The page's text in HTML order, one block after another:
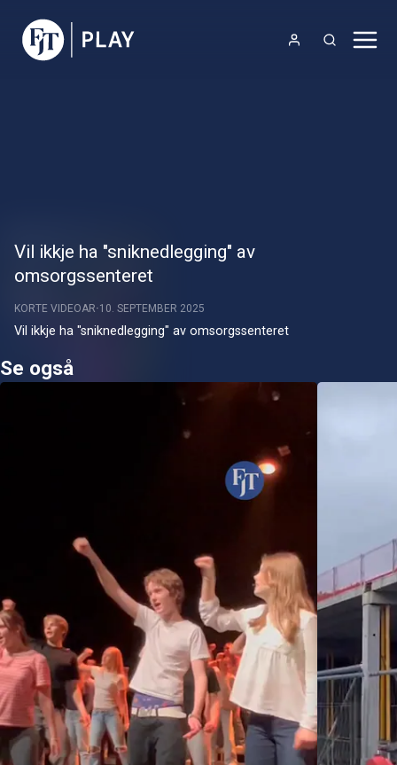
Vil ikkje ha "sniknedlegging" av
omsorgssenteret
KORTE VIDEOAR 10. SEPTEMBER 2025
Vil ikkje ha "sniknedlegging" av omsorgssenteret
Se også